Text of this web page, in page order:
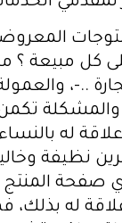
المعروضة
، إلى غير ذلك من المنتوجات ،
..-،
والمشكلة
له
نظيفة
. 2ـ منتج مباح